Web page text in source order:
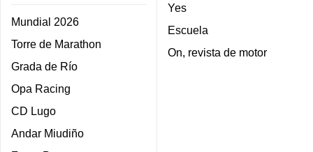
Mundial 2026
Torre de Marathon
Grada de Río
Opa Racing
CD Lugo
Andar Miudiño
Yes
Escuela
On, revista de motor